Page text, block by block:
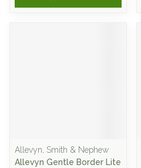
Allevyn, Smith & Nephew
Allevyn Gentle Border Lite